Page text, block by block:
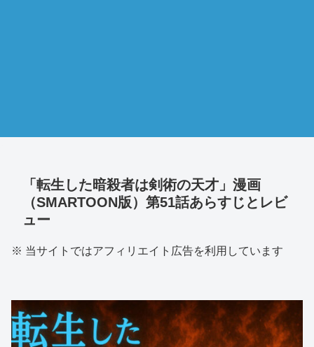
「転生した暗殺者は剣術の天才」漫画
（SMARTOON版）第51話あらすじとレビ
ュー
※ 当サイトではアフィリエイト広告を利用しています